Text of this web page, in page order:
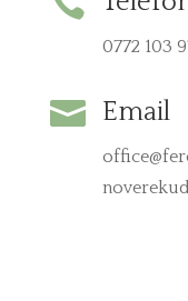
0772 103
 Email